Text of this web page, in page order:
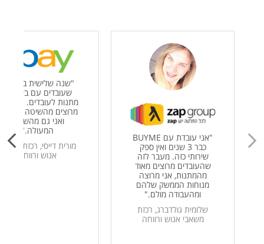
"
אני עובדת עם BUYME
כבר 3 שנים ואין ספק
שירותי כזה. מעבר לזה
שהעובדים מרוצים מאוד
מהמתנות, אני מרוצה
מנוחות הממשק שלהם
ומהעבודה מולם."
שלומית גולדברג, רכזת
משאבי אנוש ורווחה
"שנה שלישית ברציפות
שעובדים עם ביימי על
מתנות לעובדים.
מרוצים מהשיטה
ואני גם מהשירות
המעולה."
מורית דייסי, רכזת
אנוש ורווחה